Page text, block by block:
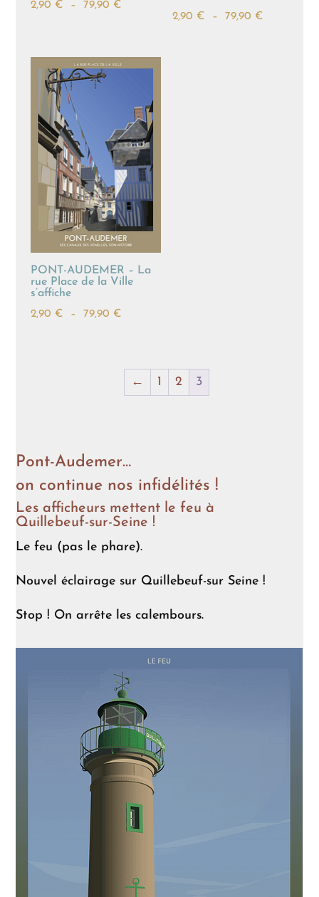
2,90 € – 79,90 €Plage
2,90 €
2,90 € – 79,90 €Plage
PONT-AUDEMER – La
rue Place de la Ville
s’affiche
2,90 € – 79,90 €Plage
2,90 €
← 1 2 3
Pont-Audemer…
on continue nos infidélités !
Les afficheurs mettent le feu à
Quillebeuf-sur-Seine !
Le feu (pas le phare).
Nouvel éclairage sur Quillebeuf-sur Seine !
Stop ! On arrête les calembours.